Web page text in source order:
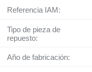
Referencia IAM:
Tipo de pieza de
repuesto:
Año de fabricación: